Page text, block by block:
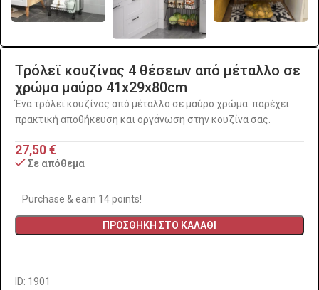
Τρόλεϊ κουζίνας 4 θέσεων από μέταλλο σε
χρώμα μαύρο 41x29x80cm
Ένα τρόλεϊ κουζίνας από μέταλλο σε μαύρο χρώμα παρέχει
πρακτική αποθήκευση και οργάνωση στην κουζίνα σας.
27,50€
Σε απόθεμα
Purchase & earn 14 points!
ΠΡΟΣΘΉΚΗ ΣΤΟ ΚΑΛΆΘΙ
ID: 1901